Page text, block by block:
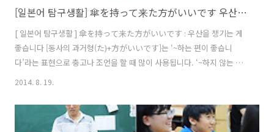
[일본어 탐구생활] 傘を持って来た方がいいです 우산을 챙겨요
[ 일본어 탐구생활 ] 傘を持って来た方がいいです : 우산을 챙기는 게
좋습니다 [동사의 과거형(た)+方がいいです]는 ‘~하는 편이 좋습니
다’라는 표현으로 충고나 조언을 할 때 많이 사용됩니다. ‘~하지 않는 편
이 좋다’는 표현으로 사용하려면 앞에 부정형을 함께 사용해 ‘~ない+方
고 하면 “쉬는 편이 좋을 듯하네요.” 정도의 의미가 됩니다. • 傘(かさ) :
우산 • 今夜(こんや) : 오늘 밤 • 知らなかった : 몰랐었다 • 天気予報
2014. 8. 19.